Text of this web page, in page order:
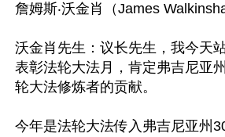
詹姆斯‧沃金肖（James
沃金肖先生：议长先生，我今天
表彰法轮大法月，肯定弗吉尼亚
轮大法修炼者的贡献。
今年是法轮大法传入弗吉尼亚州